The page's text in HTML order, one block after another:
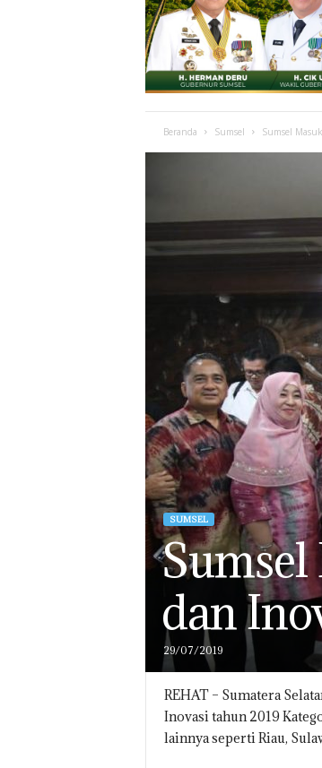
Beranda Sumsel Sumsel
SUMSEL
dan
29/07/2019
REHAT – Sumatera
Inovasi tahun 2019
lainnya seperti Riau,